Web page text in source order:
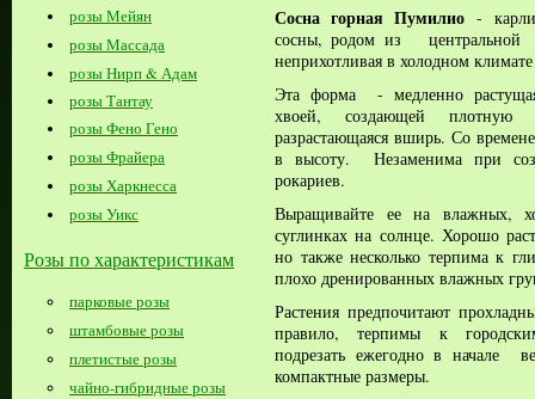
розы Мейян
розы Массада
розы Нирп & Адам
розы Тантау
розы Фено Гено
розы Фрайера
розы Харкнесса
розы Уикс
Розы по характеристикам
парковые розы
штамбовые розы
плетистые розы
чайно-гибридные розы
Сосна горная Пумилио-
сосны, родом из
неприхотливая в холодном
Эта форма - медленно
хвоей, создающей плотную
разрастающаяся вширь. Со
в высоту. Незаменима при
рокариев.
Выращивайте ее на влажных,
суглинках на солнце. Хорошо
но также несколько терпима к
плохо дренированных влажных
Растения предпочитают
правило, терпимы к
подрезать ежегодно в начале
компактные размеры.